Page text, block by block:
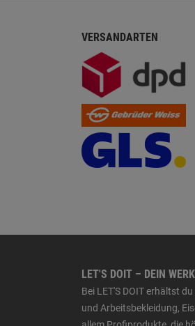
VERSANDARTEN
LET'S DOIT – DEIN
Bei LET'S DOIT erhältst
und Arbeitsbekleidung,